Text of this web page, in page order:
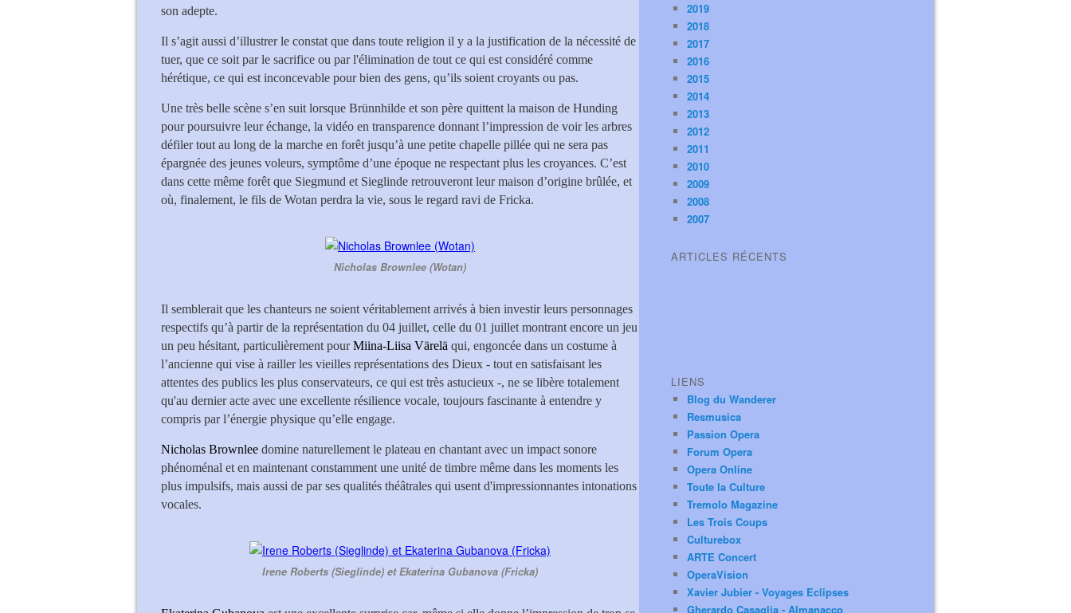
son adepte.
Il s’agit aussi d’illustrer le constat que dans toute religion il y a la justification de la nécessité de
tuer, que ce soit par le sacrifice ou par l'élimination de tout ce qui est considéré comme
hérétique, ce qui est inconcevable pour bien des gens, qu’ils soient croyants ou pas.
Une très belle scène s’en suit lorsque Brünnhilde et son père quittent la maison de Hunding
pour poursuivre leur échange, la vidéo en transparence donnant l’impression de voir les arbres
défiler tout au long de la marche en forêt jusqu’à une petite chapelle pillée qui ne sera pas
épargnée des jeunes voleurs, symptôme d’une époque ne respectant plus les croyances. C’est
dans cette même forêt que Siegmund et Sieglinde retrouveront leur maison d’origine brûlée, et
où, finalement, le fils de Wotan perdra la vie, sous le regard ravi de Fricka.
Nicholas Brownlee (Wotan)
Il semblerait que les chanteurs ne soient véritablement arrivés à bien investir leurs personnages
respectifs qu’à partir de la représentation du 04 juillet, celle du 01 juillet montrant encore un jeu
un peu hésitant, particulièrement pourMiina-Liisa Värelä qui, engoncée dans un costume à
l’ancienne qui vise à railler les vieilles représentations des Dieux - tout en satisfaisant les
attentes des publics les plus conservateurs, ce qui est très astucieux -, ne se libère totalement
qu'au dernier acte avec une excellente résilience vocale, toujours fascinante à entendre y
compris par l’énergie physique qu’elle engage.
Nicholas Brownlee domine naturellement le plateau en chantant avec un impact sonore
phénoménal et en maintenant constamment une unité de timbre même dans les moments les
plus impulsifs, mais aussi de par ses qualités théâtrales qui usent d'impressionnantes intonations
vocales.
Irene Roberts (Sieglinde) et Ekaterina Gubanova (Fricka)
2019
2018
2017
2016
2015
2014
2013
2012
2011
2010
2009
2008
2007
ARTICLES RÉCENTS
LIENS
Blog du Wanderer
Resmusica
Passion Opera
Forum Opera
Opera Online
Toute la Culture
Tremolo Magazine
Les Trois Coups
Culturebox
ARTE Concert
OperaVision
Xavier Jubier - Voyages Eclipses
Gherardo Casaglia - Almanacco